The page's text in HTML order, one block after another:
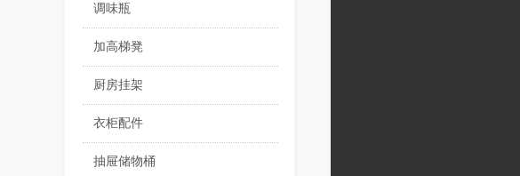
调味瓶
加高梯凳
厨房挂架
衣柜配件
抽屉储物桶